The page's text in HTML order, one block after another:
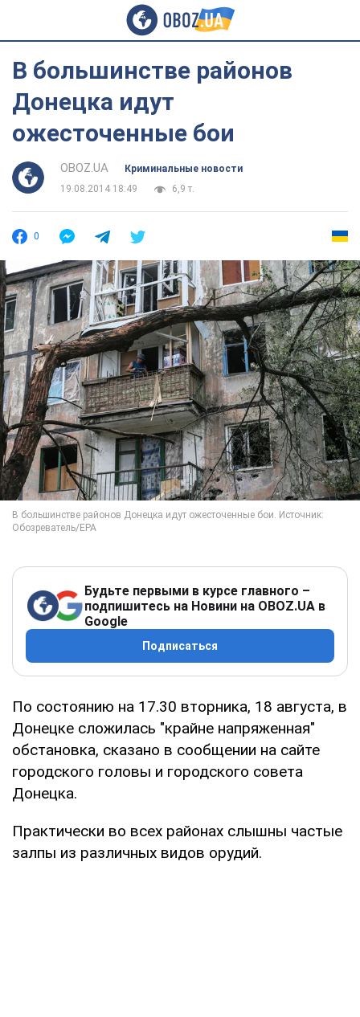
В большинстве районов
Донецка идут
ожесточенные бои
OBOZ.UA
Криминальные новости
19.08.2014 18:49
6,9 т.
0
Будьте первыми в курсе главного –
подпишитесь на Новини на OBOZ.UA в
Google
Подписаться
По состоянию на 17.30 вторника, 18 августа, в
Донецке сложилась "крайне напряженная"
обстановка, сказано в сообщении на сайте
городского головы и городского совета
Донецка.
Практически во всех районах слышны частые
залпы из различных видов орудий.